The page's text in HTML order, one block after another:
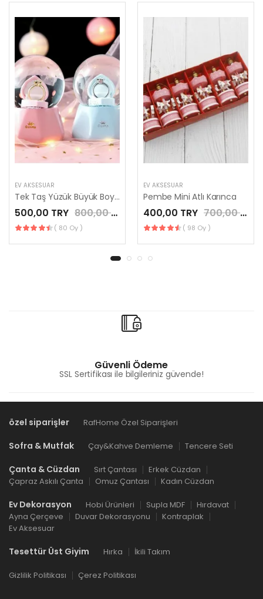
EV AKSESUAR
Tek Taş Yüzük Büyük Boy Kar Küresi
500,00 TRY 800,00 TRY
( 80 Oy )
EV AKSESUAR
Pembe Mini Atlı Karınca
400,00 TRY 700,00 TRY
( 98 Oy )
Güvenli Ödeme
SSL Sertifikası ile bilgileriniz güvende!
özel siparişler RafHome Özel Siparişleri
Sofra & Mutfak Çay&Kahve Demleme Tencere Seti
Çanta & Cüzdan Sırt Çantası
Erkek Cüzdan
Çapraz Askılı Çanta
Omuz Çantası Kadın Cüzdan
Ev Dekorasyon Hobi Ürünleri Supla MDF
Hırdavat
Ayna Çerçeve
Duvar Dekorasyonu
Kontraplak
Ev Aksesuar
Tesettür Üst Giyim Hırka İkili Takım
Gizlilik Politikası Çerez Politikası